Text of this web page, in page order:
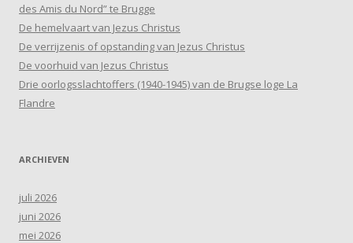
des Amis du Nord” te Brugge
De hemelvaart van Jezus Christus
De verrijzenis of opstanding van Jezus Christus
De voorhuid van Jezus Christus
Drie oorlogsslachtoffers (1940-1945) van de Brugse loge La
Flandre
ARCHIEVEN
juli 2026
juni 2026
mei 2026